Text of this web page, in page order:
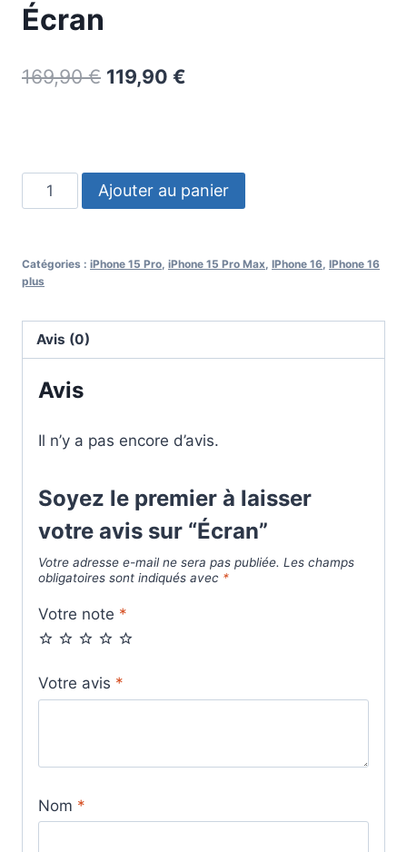
Écran
169,90€ 119,90 €
Ajouter au panier
Catégories : iPhone 15 Pro, iPhone 15 Pro Max, IPhone 16, IPhone 16
plus
Avis (0)
Avis
Il n’y a pas encore d’avis.
Soyez le premier à laisser
votre avis sur “Écran”
Votre adresse e-mail ne sera pas publiée. Les champs
obligatoires sont indiqués avec *
Votre note *
Votre avis *
Nom *